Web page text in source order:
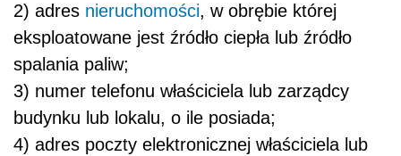
2) adres nieruchomości, w obrębie której
eksploatowane jest źródło ciepła lub źródło
spalania paliw;
3) numer telefonu właściciela lub zarządcy
budynku lub lokalu, o ile posiada;
4) adres poczty elektronicznej właściciela lub